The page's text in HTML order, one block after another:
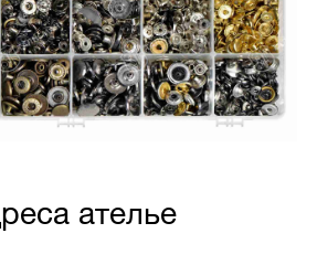
ателье